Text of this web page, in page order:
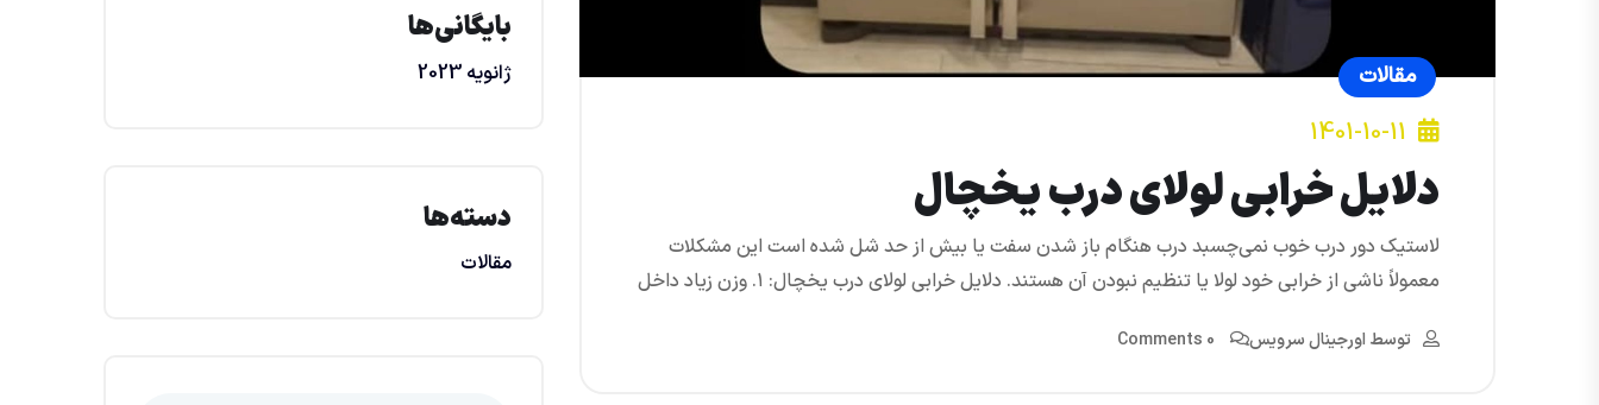
مقالات
1401-10-11
دلایل خرابی لولای درب یخچال
لاستیک دور درب خوب نمی‌چسبد درب هنگام باز شدن سفت یا بیش از حد شل شده است این مشکلات
معمولاً ناشی از خرابی خود لولا یا تنظیم نبودن آن هستند. دلایل خرابی لولای درب یخچال: ۱. وزن زیاد داخل
توسط اورجینال سرویس 0 Comments
بایگانی‌ها
ژانویه 2023
دسته‌ها
مقالات